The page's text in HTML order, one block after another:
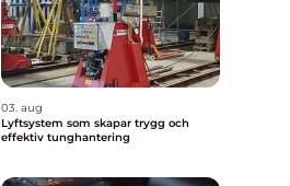
03. aug
Lyftsystem som skapar trygg och
effektiv tunghantering